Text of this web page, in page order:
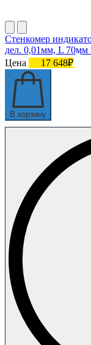
Стенкомер
дел. 0,01мм, L
Цена
17 648₽
В корзину